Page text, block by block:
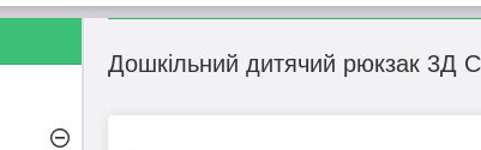
Дошкільний дитячий рюкзак 3Д